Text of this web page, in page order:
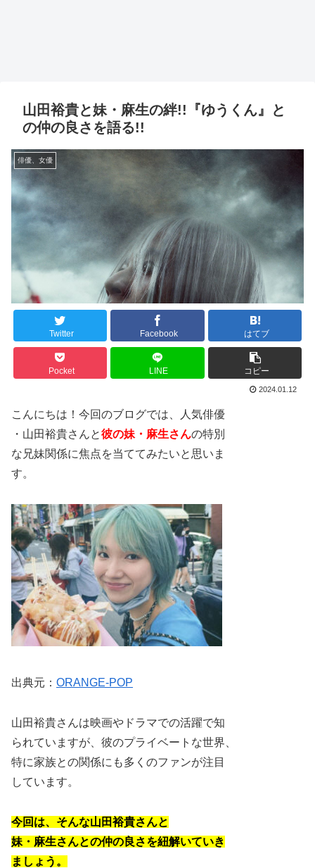
山田裕貴と妹・麻生の絆!!『ゆうくん』と
の仲の良さを語る!!
俳優、女優
Twitter Facebook はてブ
Pocket LINE コピー
2024.01.12
こんにちは！今回のブログでは、人気俳優
・山田裕貴さんと彼の妹・麻生さんの特別
な兄妹関係に焦点を当ててみたいと思いま
す。
出典元： ORANGE-POP
山田裕貴さんは映画やドラマでの活躍で知
られていますが、彼のプライベートな世界、
特に家族との関係にも多くのファンが注目
しています。
今回は、そんな山田裕貴さんと
妹・麻生さんとの仲の良さを紐解いていき
ましょう。